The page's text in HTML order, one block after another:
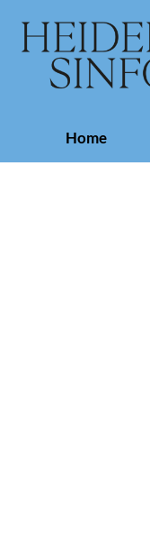
Home